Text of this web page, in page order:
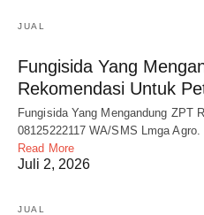
JUAL
Fungisida Yang
Rekomendasi Untuk
Fungisida Yang Mengandung ZPT
08125222117 WA/SMS Lmga
Read More
Juli 2, 2026
JUAL